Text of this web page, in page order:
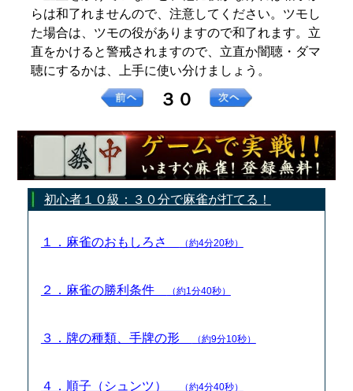
らは和了れませんので、注意してください。ツモし
た場合は、ツモの役がありますので和了れます。立
直をかけると警戒されますので、立直か闇聴・ダマ
聴にするかは、上手に使い分けましょう。
３０
初心者１０級：３０分で麻雀が打てる！
１．麻雀のおもしろさ （約4分20秒）
２．麻雀の勝利条件 （約1分40秒）
３．牌の種類、手牌の形 （約9分10秒）
４．順子（シュンツ） （約4分40秒）